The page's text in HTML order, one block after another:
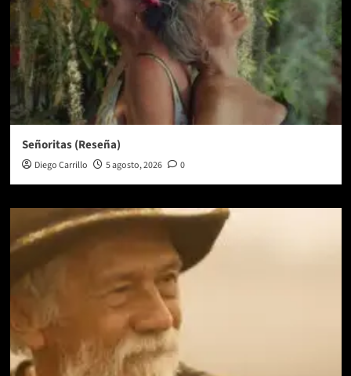
Señoritas (Reseña)
Diego Carrillo 5 agosto, 2026 0